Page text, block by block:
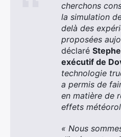
cherchons
la simulation
delà des
proposées
déclaré
exécutif de
technologie
a permis de
en matière de
effets
« Nous